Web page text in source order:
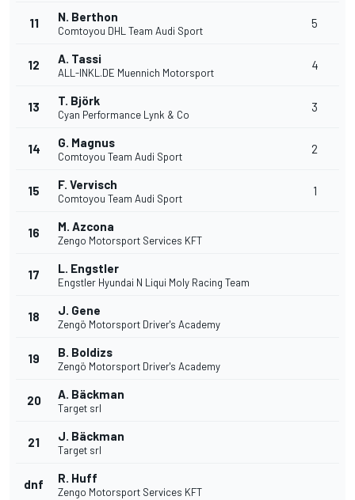
11 N. Berthon
Comtoyou DHL Team Audi Sport
5
12 A. Tassi
ALL-INKL.DE Muennich Motorsport
4
13 T. Björk
Cyan Performance Lynk & Co
3
14 G. Magnus
Comtoyou Team Audi Sport
2
15 F. Vervisch
Comtoyou Team Audi Sport
1
16 M. Azcona
Zengo Motorsport Services KFT
17 L. Engstler
Engstler Hyundai N Liqui Moly Racing Team
18 J. Gene
Zengö Motorsport Driver's Academy
19 B. Boldizs
Zengö Motorsport Driver's Academy
20 A. Bäckman
Target srl
21 J. Bäckman
Target srl
dnf R. Huff
Zengo Motorsport Services KFT